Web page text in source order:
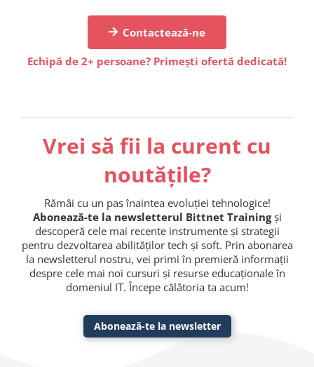
Contactează-ne
Echipă de 2+ persoane? Primești ofertă dedicată!
Vrei să fii la curent cu
noutățile?
Rămâi cu un pas înaintea evoluției tehnologice!
Abonează-te la newsletterul Bittnet Trainingși
descoperă cele mai recente instrumente și strategii
pentru dezvoltarea abilităților tech și soft. Prin abonarea
la newsletterul nostru, vei primi în premieră informații
despre cele mai noi cursuri și resurse educaționale în
domeniul IT. Începe călătoria ta acum!
Abonează-te la newsletter